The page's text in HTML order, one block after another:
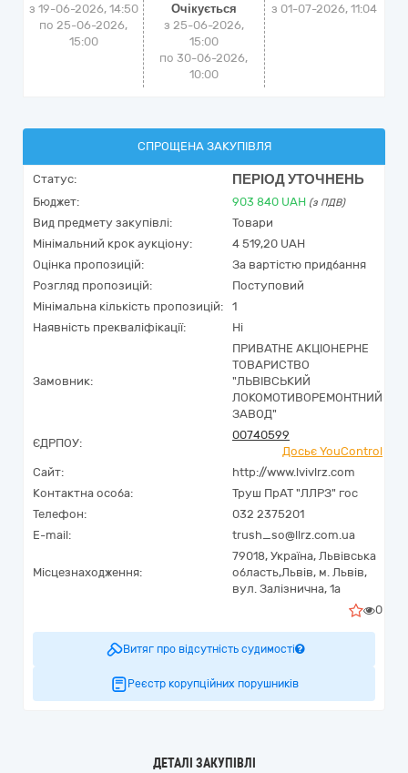
з 19-06-2026, 14:50
по 25-06-2026,
15:00
Очікується
з 25-06-2026,
15:00
по 30-06-2026,
10:00
з 01-07-2026, 11:04
СПРОЩЕНА ЗАКУПІВЛЯ
Статус: ПЕРІОД УТОЧНЕНЬ
Бюджет: 903 840 UAH (з ПДВ)
Вид предмету закупівлі:
Товари
Мінімальний крок аукціону:
4 519,20 UAH
Оцінка пропозицій:
За вартістю придбання
Розгляд пропозицій:
Поступовий
Мінімальна кількість пропозицій:
1
Наявність прекваліфікації:
Ні
Замовник:
ПРИВАТНЕ АКЦІОНЕРНЕ
ТОВАРИСТВО
"ЛЬВІВСЬКИЙ
ЛОКОМОТИВОРЕМОНТНИЙ
ЗАВОД"
ЄДРПОУ:
00740599
Досьє YouControl
Сайт:
http://www.lvivlrz.com
Контактна особа:
Труш ПрАТ "ЛЛРЗ" гос
Телефон:
032 2375201
E-mail:
trush_so@llrz.com.ua
Місцезнаходження:
79018, Україна, Львівська
область,Львів, м. Львів,
вул. Залізнична, 1а
0
Витяг про відсутність судимості
Реєстр корупційних порушників
ДЕТАЛІ ЗАКУПІВЛІ